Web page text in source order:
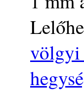
völgyi